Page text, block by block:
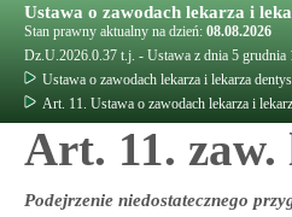
Ustawa o zawodach lekarza i
Stan prawny aktualny na dzień: 08.08.2026
Dz.U.2026.0.37 t.j. - Ustawa z dnia 5 grudnia
Ustawa o zawodach lekarza i lekarza
Art. 11. Ustawa o zawodach lekarza i
Art. 11.
Podejrzenie niedostatecznego